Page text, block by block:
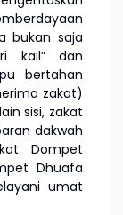
bukan saja
kail” dan
bertahan
zakat)
sisi, zakat
dakwah
Dompet
Dhuafa
umat